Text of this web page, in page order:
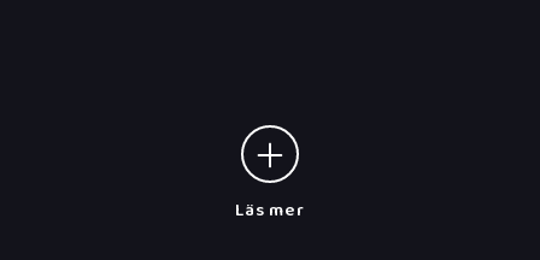
Läs mer